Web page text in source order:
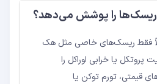
ریسک‌ها را پوشش می‌دهد؟
فقط ریسک‌های خاصی مثل هک
پروتکل یا خرابی اوراکل را
تورم توکن یا